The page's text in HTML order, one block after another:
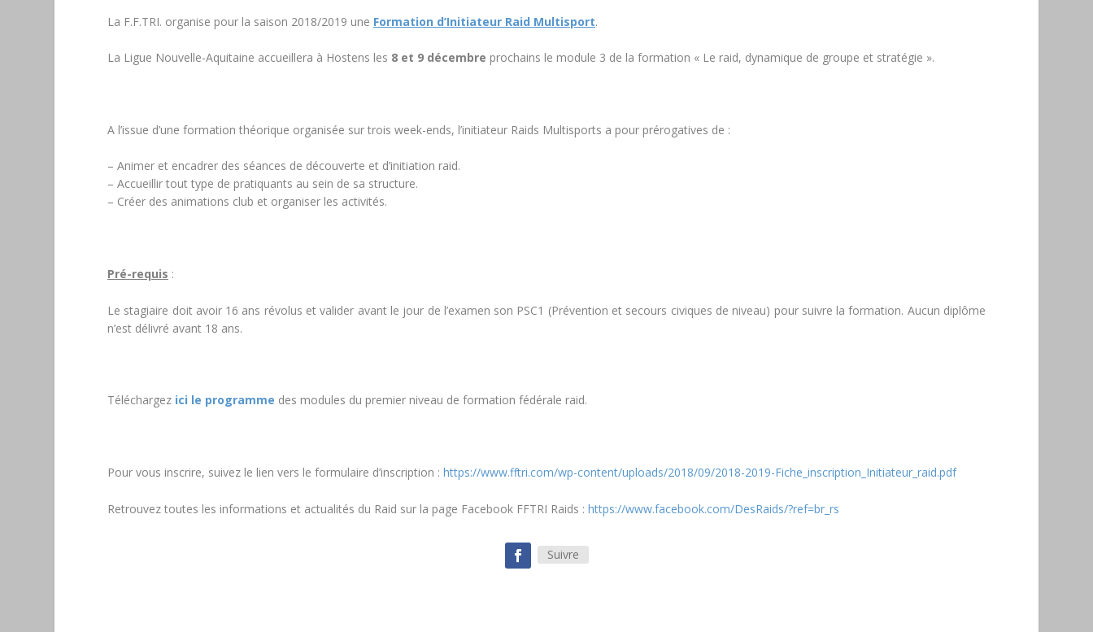
La F.F.TRI. organise pour la saison 2018/2019 une Formation d’Initiateur Raid Multisport.
La Ligue Nouvelle-Aquitaine accueillera à Hostens les 8 et 9 décembre prochains le module 3 de la formation « Le raid, dynamique de groupe et stratégie ».
A l’issue d’une formation théorique organisée sur trois week-ends, l’initiateur Raids Multisports a pour prérogatives de :
– Animer et encadrer des séances de découverte et d’initiation raid.
– Accueillir tout type de pratiquants au sein de sa structure.
– Créer des animations club et organiser les activités.
Pré-requis :
Le stagiaire doit avoir 16 ans révolus et valider avant le jour de l’examen son PSC1 (Prévention et secours civiques de niveau) pour suivre la formation. Aucun diplôme
n’est délivré avant 18 ans.
Téléchargez ici le programme des modules du premier niveau de formation fédérale raid.
Pour vous inscrire, suivez le lien vers le formulaire d’inscription : https://www.fftri.com/wp-content/uploads/2018/09/2018-2019-Fiche_inscription_Initiateur_raid.pdf
Retrouvez toutes les informations et actualités du Raid sur la page Facebook FFTRI Raids : https://www.facebook.com/DesRaids/?ref=br_rs
Suivre